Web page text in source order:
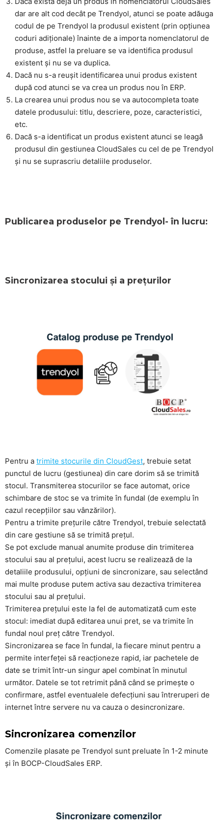
dar are alt cod decât pe Trendyol, atunci se poate adăuga
codul de pe Trendyol la produsul existent (prin opțiunea
coduri adiționale) înainte de a importa nomenclatorul de
produse, astfel la preluare se va identifica produsul
existent și nu se va duplica.
Dacă nu s-a reușit identificarea unui produs existent
după cod atunci se va crea un produs nou în ERP.
La crearea unui produs nou se va autocompleta toate
datele produsului: titlu, descriere, poze, caracteristici,
etc.
Dacă s-a identificat un produs existent atunci se leagă
produsul din gestiunea CloudSales cu cel de pe Trendyol
și nu se suprascriu detaliile produselor.
Publicarea produselor pe Trendyol- în lucru:
Sincronizarea stocului și a prețurilor
Pentru a trimite stocurile din CloudGest, trebuie setat
punctul de lucru (gestiunea) din care dorim să se trimită
stocul. Transmiterea stocurilor se face automat, orice
schimbare de stoc se va trimite în fundal (de exemplu în
cazul recepțiilor sau vânzărilor).
Pentru a trimite prețurile către Trendyol, trebuie selectată
din care gestiune să se trimită prețul.
Se pot exclude manual anumite produse din trimiterea
stocului sau al prețului, acest lucru se realizează de la
detaliile produsului, opțiuni de sincronizare, sau selectând
mai multe produse putem activa sau dezactiva trimiterea
stocului sau al prețului.
Trimiterea prețului este la fel de automatizată cum este
stocul: imediat după editarea unui pret, se va trimite în
fundal noul preț către Trendyol.
Sincronizarea se face în fundal, la fiecare minut pentru a
permite interfeței să reacționeze rapid, iar pachetele de
date se trimit într-un singur apel combinat în minutul
următor. Datele se tot retrimit până când se primește o
confirmare, astfel eventualele defecțiuni sau întreruperi de
internet între servere nu va cauza o desincronizare.
Sincronizarea comenzilor
Comenzile plasate pe Trendyol sunt preluate în 1-2 minute
și în BOCP-CloudSales ERP.